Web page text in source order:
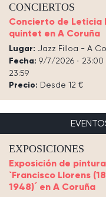
CONCIERTOS
Concierto de Leticia
quintet en A Coruña
Lugar: Jazz Filloa - A
Fecha: 9/7/2026 ·
23:59
Precio: Desde 12 €
EXPOSICIONES
Exposición de pintura
`Francisco Llorens
1948)´ en A Coruña